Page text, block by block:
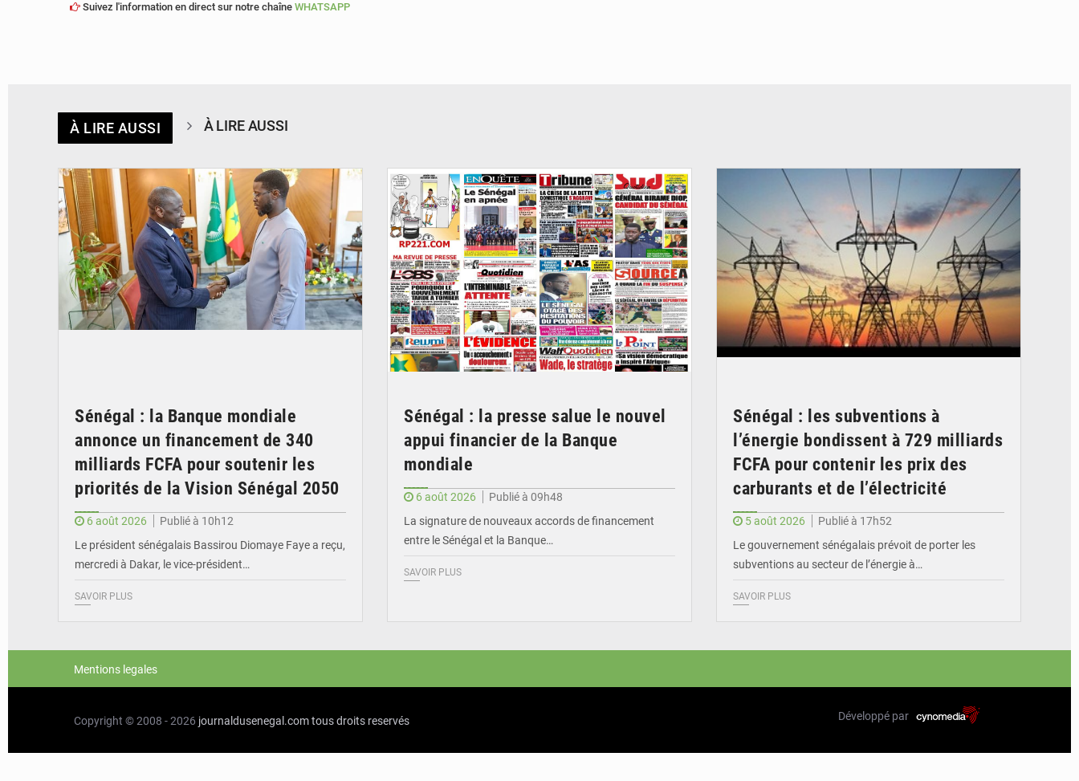
Suivez l'information en direct sur notre chaîne WHATSAPP
À LIRE AUSSI À LIRE AUSSI
Sénégal : la Banque mondiale
annonce un financement de 340
milliards FCFA pour soutenir les
priorités de la Vision Sénégal 2050
6 août 2026
Publié à 10h12
Le président sénégalais Bassirou Diomaye Faye a reçu,
mercredi à Dakar, le vice-président…
SAVOIR PLUS
Sénégal : la presse salue le nouvel
appui financier de la Banque
mondiale
6 août 2026
Publié à 09h48
La signature de nouveaux accords de financement
entre le Sénégal et la Banque…
SAVOIR PLUS
Sénégal : les subventions à
l’énergie bondissent à 729 milliards
FCFA pour contenir les prix des
carburants et de l’électricité
5 août 2026
Publié à 17h52
Le gouvernement sénégalais prévoit de porter les
subventions au secteur de l’énergie à…
SAVOIR PLUS
Mentions legales
Copyright © 2008 - 2026 journaldusenegal.comtous droits reservés Développé par